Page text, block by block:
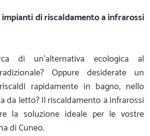
impianti di riscaldamento a infrarossi
di un'alternativa ecologica al
Oppure desiderate un
rapidamente in bagno, nello
da letto? Il riscaldamento a infrarossi
la soluzione ideale per le vostre
di Cuneo.